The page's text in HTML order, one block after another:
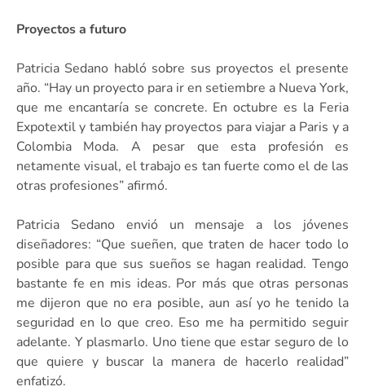
Proyectos a futuro
Patricia Sedano habló sobre sus proyectos el presente
año. “Hay un proyecto para ir en setiembre a Nueva York,
que me encantaría se concrete. En octubre es la Feria
Expotextil y también hay proyectos para viajar a Paris y a
Colombia Moda. A pesar que esta profesión es
netamente visual, el trabajo es tan fuerte como el de las
otras profesiones” afirmó.
Patricia Sedano envió un mensaje a los jóvenes
diseñadores: “Que sueñen, que traten de hacer todo lo
posible para que sus sueños se hagan realidad. Tengo
bastante fe en mis ideas. Por más que otras personas
me dijeron que no era posible, aun así yo he tenido la
seguridad en lo que creo. Eso me ha permitido seguir
adelante. Y plasmarlo. Uno tiene que estar seguro de lo
que quiere y buscar la manera de hacerlo realidad”
enfatizó.